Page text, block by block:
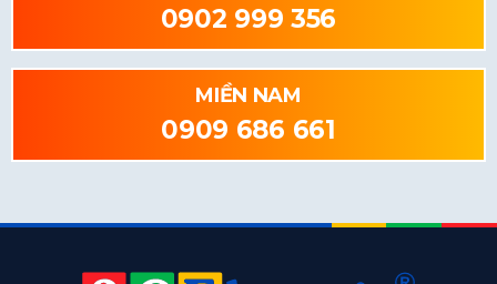
0902 999 356
MIỀN NAM
0909 686 661